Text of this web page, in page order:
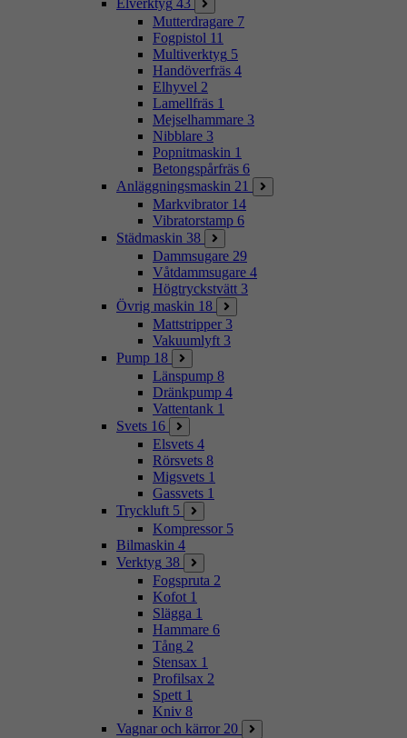
Elverktyg 43
Mutterdragare 7
Fogpistol 11
Multiverktyg 5
Handöverfräs 4
Elhyvel 2
Lamellfräs 1
Mejselhammare 3
Nibblare 3
Popnitmaskin 1
Betongspårfräs 6
Anläggningsmaskin 21
Markvibrator 14
Vibratorstamp 6
Städmaskin 38
Dammsugare 29
Våtdammsugare 4
Högtryckstvätt 3
Övrig maskin 18
Mattstripper 3
Vakuumlyft 3
Pump 18
Länspump 8
Dränkpump 4
Vattentank 1
Svets 16
Elsvets 4
Rörsvets 8
Migsvets 1
Gassvets 1
Tryckluft 5
Kompressor 5
Bilmaskin 4
Verktyg 38
Fogspruta 2
Kofot 1
Slägga 1
Hammare 6
Tång 2
Stensax 1
Profilsax 2
Spett 1
Kniv 8
Vagnar och kärror 20